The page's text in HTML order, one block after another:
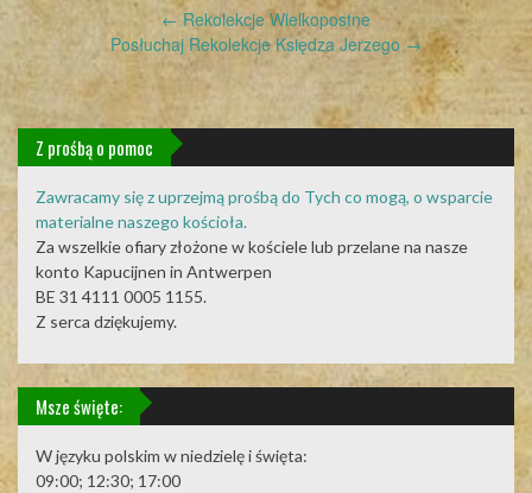
Post
navigation
← Rekolekcje Wielkopostne
Posłuchaj Rekolekcje Księdza Jerzego→
Z prośbą o pomoc
Zawracamy się z uprzejmą prośbą do Tych co mogą, o wsparcie
materialne naszego kościoła.
Za wszelkie ofiary złożone w kościele lub przelane na nasze
konto Kapucijnen in Antwerpen
BE 31 4111 0005 1155.
Z serca dziękujemy.
Msze święte:
W języku polskim w niedzielę i święta:
09:00; 12:30; 17:00